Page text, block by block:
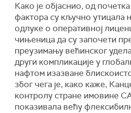
Како је објаснио, од
фактора су кључно утицала
одлуке о оперативној
чињеница да су започети
преузимању већинског
други компликације у
нафтом изазване
због чега је, како каже,
контролу стране имовине
показивала већу